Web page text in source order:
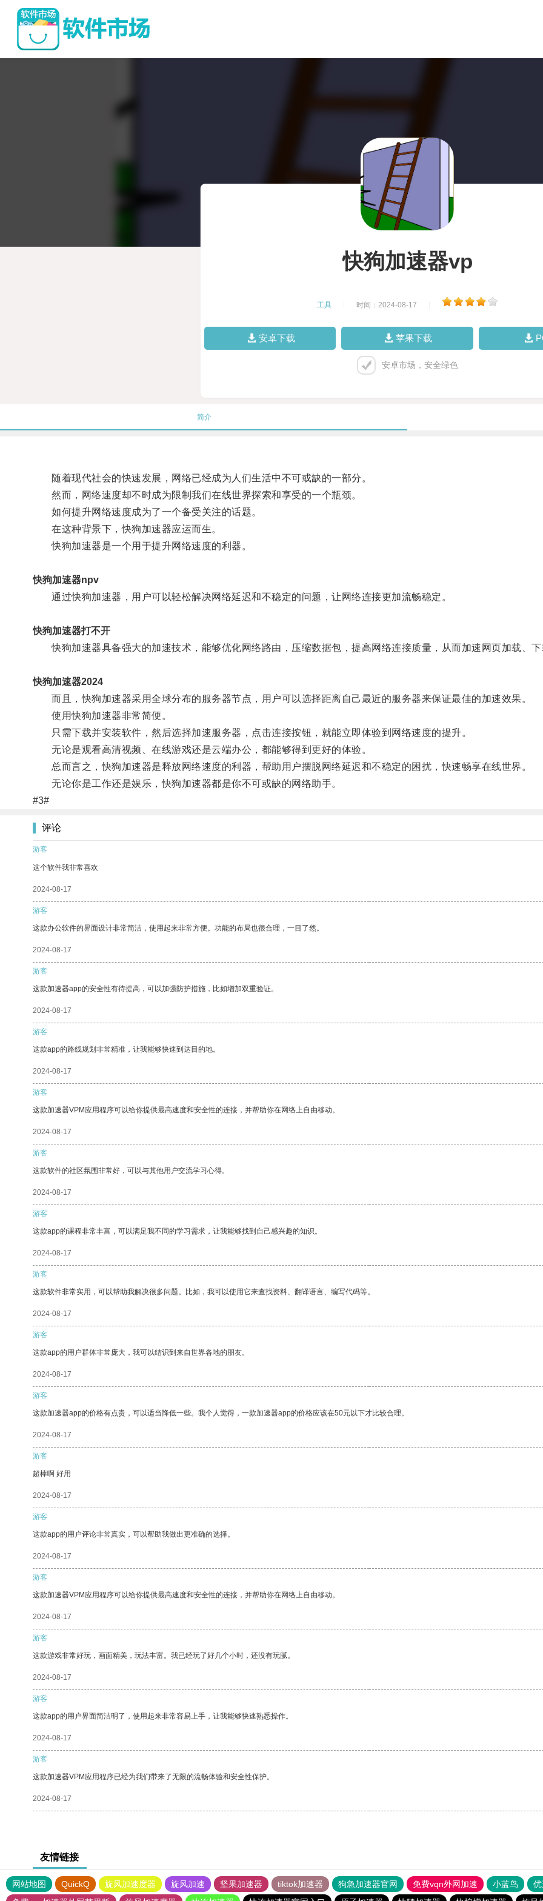
快狗加速器vp
工具 时间：2024-08-17
安卓下载 苹果下载
安卓市场，安全绿色
简介
随着现代社会的快速发展，网络已经成为人们生活中不可或缺的一部分。
然而，网络速度却不时成为限制我们在线世界探索和享受的一个瓶颈。
如何提升网络速度成为了一个备受关注的话题。
在这种背景下，快狗加速器应运而生。
快狗加速器是一个用于提升网络速度的利器。
快狗加速器npv
通过快狗加速器，用户可以轻松解决网络延迟和不稳定的问题，让网络连接更加流畅稳定。
快狗加速器打不开
快狗加速器具备强大的加速技术，能够优化网络路由，压缩数据包，提高网络连接质量，从而加速网页加载、下
快狗加速器2024
而且，快狗加速器采用全球分布的服务器节点，用户可以选择距离自己最近的服务器来保证最佳的加速效果。
使用快狗加速器非常简便。
只需下载并安装软件，然后选择加速服务器，点击连接按钮，就能立即体验到网络速度的提升。
无论是观看高清视频、在线游戏还是云端办公，都能够得到更好的体验。
总而言之，快狗加速器是释放网络速度的利器，帮助用户摆脱网络延迟和不稳定的困扰，快速畅享在线世界。
无论你是工作还是娱乐，快狗加速器都是你不可或缺的网络助手。
#3#
评论
游客
这个软件我非常喜欢
2024-08-17
游客
这款办公软件的界面设计非常简洁，使用起来非常方便。功能的布局也很合理，一目了然。
2024-08-17
游客
这款加速器app的安全性有待提高，可以加强防护措施，比如增加双重验证。
2024-08-17
游客
这款app的路线规划非常精准，让我能够快速到达目的地。
2024-08-17
游客
这款加速器VPM应用程序可以给你提供最高速度和安全性的连接，并帮助你在网络上自由移动。
2024-08-17
游客
这款软件的社区氛围非常好，可以与其他用户交流学习心得。
2024-08-17
游客
这款app的课程非常丰富，可以满足我不同的学习需求，让我能够找到自己感兴趣的知识。
2024-08-17
游客
这款软件非常实用，可以帮助我解决很多问题。比如，我可以使用它来查找资料、翻译语言、编写代码等。
2024-08-17
游客
这款app的用户群体非常庞大，我可以结识到来自世界各地的朋友。
2024-08-17
游客
这款加速器app的价格有点贵，可以适当降低一些。我个人觉得，一款加速器app的价格应该在50元以下才比较合理。
2024-08-17
游客
超棒啊 好用
2024-08-17
游客
这款app的用户评论非常真实，可以帮助我做出更准确的选择。
2024-08-17
游客
这款加速器VPM应用程序可以给你提供最高速度和安全性的连接，并帮助你在网络上自由移动。
2024-08-17
游客
这款游戏非常好玩，画面精美，玩法丰富。我已经玩了好几个小时，还没有玩腻。
2024-08-17
游客
这款app的用户界面简洁明了，使用起来非常容易上手，让我能够快速熟悉操作。
2024-08-17
游客
这款加速器VPM应用程序已经为我们带来了无限的流畅体验和安全性保护。
2024-08-17
友情链接
网站地图 QuickQ 旋风加速度器 旋风加速 坚果加速器 tiktok加速器 狗急加速器官网 免费vqn外网加速 小蓝鸟